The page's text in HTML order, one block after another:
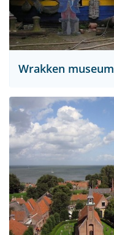
Wrakken museum